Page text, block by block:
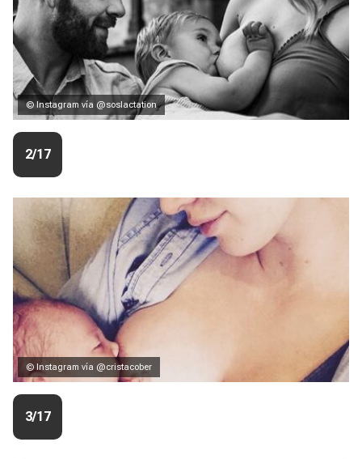
© Instagram vía @soslactation
2/17
© Instagram vía @cristacober
3/17